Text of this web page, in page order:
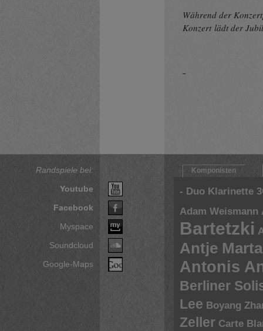
Während der
Konzert lädt der
Randspiele bei:
Youtube
Facebook
Myspace
Soundcloud
Google-Maps
Komponisten
- Duo Klarinette
Adam Weismann
Bartetzki
Antje
Antonis
Berliner
Lee Boyang
Zeller Carte